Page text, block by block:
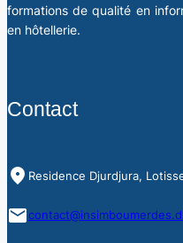
formations de qualité en
en hôtellerie.
Contact
Residence Djurdjura,